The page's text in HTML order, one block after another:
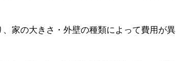
家の大きさ・外壁の種類によって費用が異